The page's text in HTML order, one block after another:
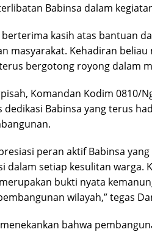
Babinsa dalam
berterima kasih atas bantuan
masyarakat. Kehadiran
bergotong royong dalam
Komandan Kodim 0810/
dedikasi Babinsa yang terus
peran aktif Babinsa
dalam setiap kesulitan warga.
bukti nyata
wilayah,” tegas
bahwa